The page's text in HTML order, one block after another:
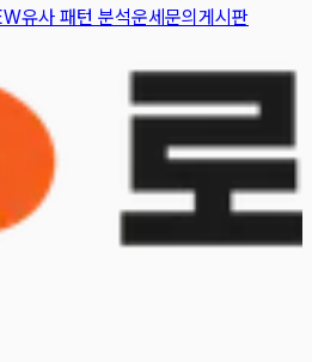
유사 패턴 분석운세문의게시판